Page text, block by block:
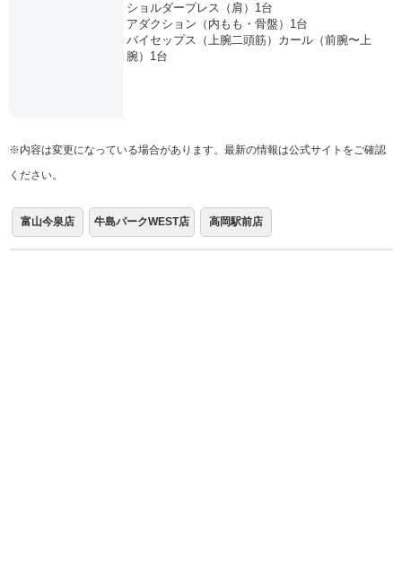
ショルダープレス（肩）1台
アダクション（内もも・骨盤）1台
バイセップス（上腕二頭筋）カール（前腕〜上
腕）1台
※内容は変更になっている場合があります。最新の情報は公式サイトをご確認
ください。
富山今泉店 牛島パークWEST店 高岡駅前店